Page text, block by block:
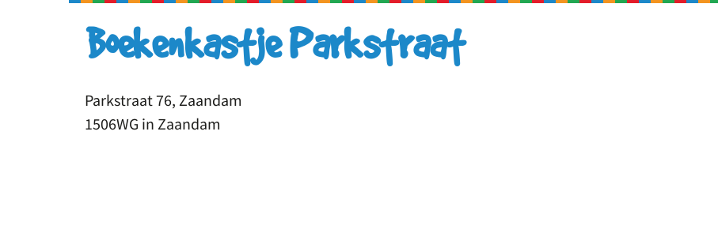
Boekenkastje Parkstraat
Parkstraat 76, Zaandam
1506WG in Zaandam